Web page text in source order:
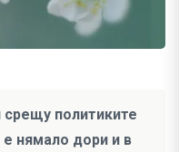
срещу политиките
нямало дори и в